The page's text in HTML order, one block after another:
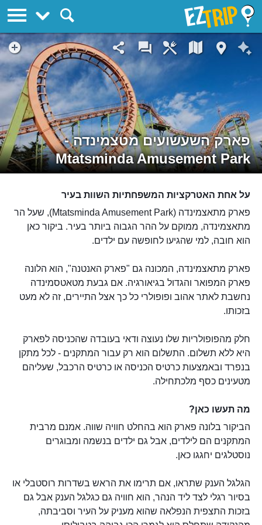
פארק השעשועים מטצמינדה -
Mtatsminda Amusement Park
על אחת האטרקציות המשפחתיות השוות בעיר
פארק מתאצמינדה (Mtatsminda Amusement Park), שעל הר
מתאצמינדה, ממוקם על ההר הגבוה ביותר בעיר. ביקור כאן
הוא חובה, למי שהגיעו לחופשה עם ילדים.
פארק מתאצמינדה, המכונה גם "פארק האנטנה", הוא הלונה
פארק המפואר והגדול בגיאורגיה. אם גבעת מטאטסמינדה
נחשבת לאתר אהוב ופופולרי כל כך אצל התיירים, זה לא מעט
בזכותו.
חלק מהפופולריות שלו נעוצה ודאי בעובדה שהכניסה לפארק
היא ללא תשלום. התשלום הוא רק עבור המתקנים - לכל מתקן
בנפרד ובאמצעות כרטיס הכניסה או כרטיס הרכבל, שעליהם
מטעינים כסף מלכתחילה.
מה תעשו כאן?
הביקור בלונה פארק הוא בהחלט חוויה שווה. אמנם מרבית
המתקנים הם לילדים, אבל גם ילדים בנשמה ומבוגרים
נוסטלגים יחגגו כאן.
הגלגל הענק שתראו, אם תרימו את הראש בשדרות רוסטבלי או
בסיור רגלי לצד ליד הנהר, הוא חוויה גם כגלגל הענק אבל גם
בזכות התצפית הנפלאה שהוא מעניק על העיר וסביבתה,
EZTrip